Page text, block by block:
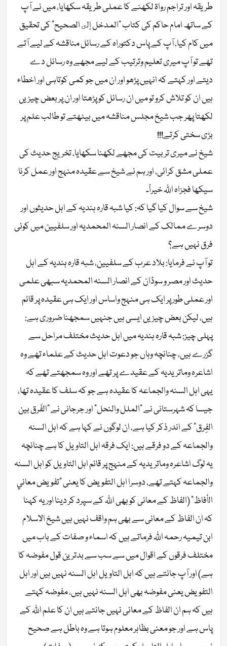
طریقہ اور تراجم رواۃ لکھنے کا عملی طریقہ سکھایا، میں نے آپ
کے ساتھ امام حاکم کی کتاب “المدخل إلى الصحيح” کی تحقیق
میں کام کیا، آپ کے پاس دکتوراہ کے رسائل مناقشہ کے لیے آتے
تھے تو آپ میری تعلیم وترتیب کے لیے مجھے وہ رسائل دے
دیتے اور کہتے کہ انہیں پڑھو اور ان میں جو کمی کوتاہی اور اخطاء
ہیں ان کو تلاش کرو تو میں ان رسائل کو پڑھتا اور ان پر بعض چیزیں
لکھتا پھر جب شیخ مجلس مناقشہ میں بیٹھتے تو طالب علم پر
بڑی سختی کرتے!!!
شیخ نے میری تربیت کی مجھے لکھنا سکھایا، تخریج حدیث کی
عملی مشق کرائی، اور ہم نے شیخ سے عقیدہ منہج اور عمل کرنا
سیکھا فجزاہ اللّٰہ خیراً۔
شیخ سے سوال کیا گیا کہ: کیا شبہ قارہ ہندیہ کے اہل حدیثوں اور
دوسرے ممالک کے انصار السنہ المحمدیہ اور سلفیین میں کوئی
فرق نہیں ہے؟
تو آپ نے فرمایا: بلاد عرب کے سلفیین، شبہ قارہ ہندیہ کے اہل
حدیث اور مصر و سوڈان کے انصار السنہ المحمدیہ سبھی علمی
اور عملی طور پر ایک ہی منہج واساس اور ایک ہی عقیدہ پر قائم
ہیں، لیکن بعض چیزیں ایسی ہیں جنہیں سمجھنا ضروری ہے:
پہلی چیز: شبہ قارہ ہندیہ میں اہل حدیث مختلف مراحل سے
گزرے ہیں، چنانچہ وہاں جو دعوت اہل حدیث کے علماء تھے وہ
اشاعرہ وماتریدیہ کے عقیدے پر تھے اور وہ سمجھتے تھے کہ
یہی اہل السنہ والجماعہ کا عقیدہ ہے جو کہ سلف کا عقیدہ تھا،
جیسا کہ شہرستانی نے “الملل والنحل” اور جرجانی نے “الفَرق بين
الفِرق” کے اندر ذکر کیا ہے، ان لوگوں نے کہا ہے کہ اہل السنہ
والجماعہ کے دو فرقے ہیں: ایک فرقہ اہل التاویل کا ہے چنانچہ
یہ لوگ اشاعرہ وماتریدیہ کے منہج پر قائم اہل التاویل کو اہل السنہ
والجماعہ کہتے تھے، دوسرا اہل التفویض کا یعنی “تفویض معاني
الأفاظ” (الفاظ کے معانی کو بھی اللّٰہ کے سپرد کر دینا اور یہ کہنا
کہ ان الفاظ کے معانی سے بھی ہم واقف نہیں ہیں شیخ الاسلام
ابن تیمیہ رحمہ اللّٰہ فرماتے ہیں کہ اسماء و صفات کے باب میں
مختلف فرقوں کے اقوال میں سے سب سے بدترین قول مفوضہ کا
ہے) اور آپ جانتے ہیں کہ اہل التاویل اہل السنہ نہیں ہیں اور اہل
التفویض یعنی مفوضہ بھی اہل السنہ نہیں ہیں، مفوضہ کہتے
ہیں کہ ہم ان الفاظ کے معانی نہیں جانتے ہیں ان کا علم اللّٰہ کے
پاس ہے اور جو معنی بظاہر معلوم ہوتا ہے وہ باطل ہے صحیح